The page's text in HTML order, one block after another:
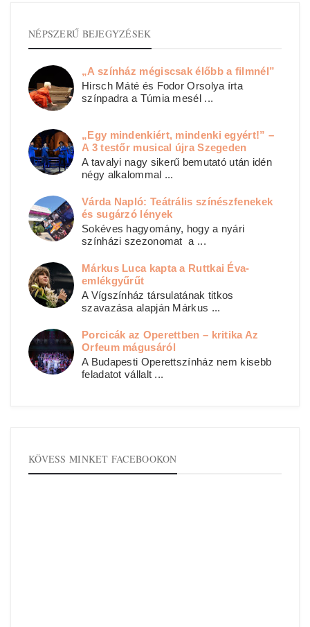
NÉPSZERŰ BEJEGYZÉSEK
„A színház mégiscsak élőbb a filmnél”
Hirsch Máté és Fodor Orsolya írta
színpadra a Túmia mesél ...
„Egy mindenkiért, mindenki egyért!” –
A 3 testőr musical újra Szegeden
A tavalyi nagy sikerű bemutató után idén
négy alkalommal ...
Várda Napló: Teátrális színészfenekek
és sugárzó lények
Sokéves hagyomány, hogy a nyári
színházi szezonomat a ...
Márkus Luca kapta a Ruttkai Éva-
emlékgyűrűt
A Vígszínház társulatának titkos
szavazása alapján Márkus ...
Porcicák az Operettben – kritika Az
Orfeum mágusáról
A Budapesti Operettszínház nem kisebb
feladatot vállalt ...
KÖVESS MINKET FACEBOOKON